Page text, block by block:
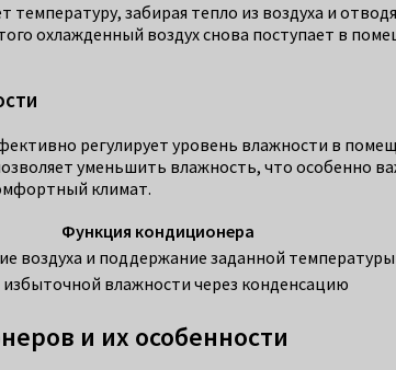
температуру, забирая тепло из воздуха и
охлажденный воздух снова поступает в
регулирует уровень влажности в
уменьшить влажность, что особенно
климат.
Функция кондиционера
воздуха и поддержание заданной температуры
влажности через конденсацию
и их особенности